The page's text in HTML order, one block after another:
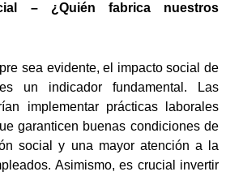
– ¿Quién fabrica nuestros
sea evidente, el impacto social de
un indicador fundamental. Las
implementar prácticas laborales
garanticen buenas condiciones de
social y una mayor atención a la
Asimismo, es crucial invertir